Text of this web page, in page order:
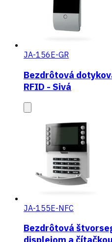
JA-156E-GR
Bezdrôtová
RFID - Sivá
JA-155E-NFC
Bezdrôtová